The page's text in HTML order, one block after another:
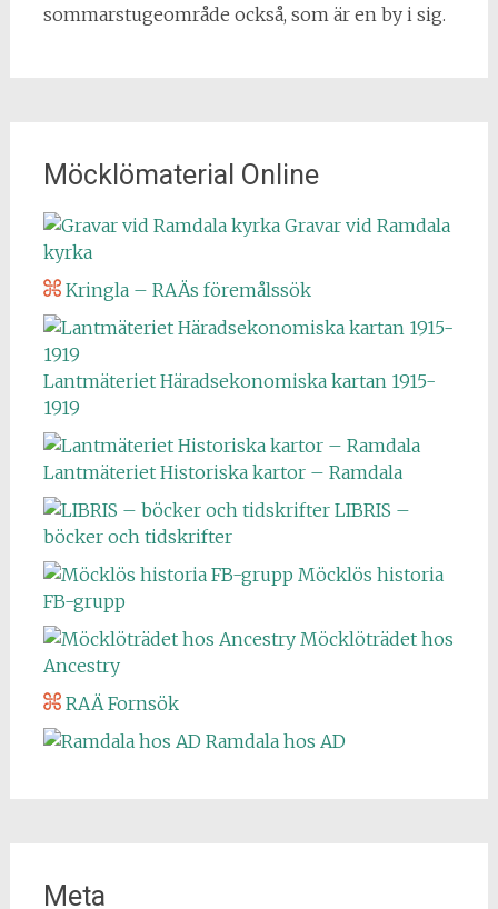
sommarstugeområde också, som är en by i sig.
Möcklömaterial Online
Gravar vid Ramdala
kyrka
Kringla – RAÄs föremålssök
Lantmäteriet Häradsekonomiska kartan 1915-
1919
Lantmäteriet Historiska kartor – Ramdala
LIBRIS –
böcker och tidskrifter
Möcklös historia
FB-grupp
Möcklöträdet hos
Ancestry
RAÄ Fornsök
Ramdala hos AD
Meta